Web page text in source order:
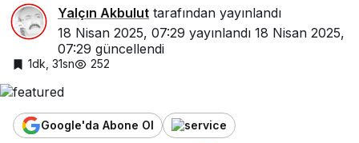
Yalçın Akbulut tarafından yayınlandı
18 Nisan 2025, 07:29 yayınlandı 18 Nisan 2025,
07:29 güncellendi
1dk, 31sn 252
Google'da Abone Ol